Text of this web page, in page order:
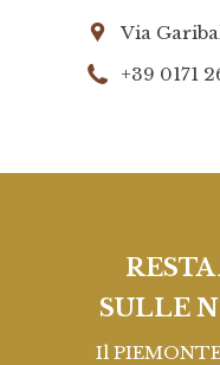
Via
+39 0171
SULLE
Il